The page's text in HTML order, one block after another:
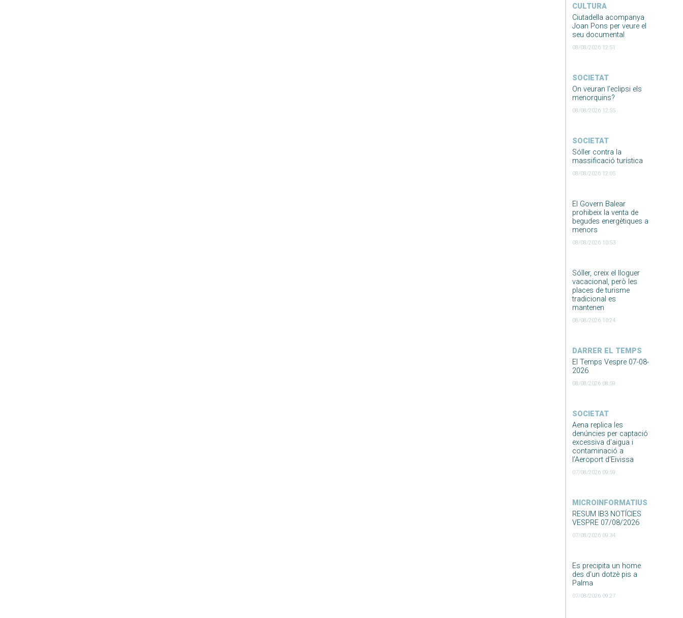
CULTURA
Ciutadella acompanya
Joan Pons per veure el
seu documental
08/08/2026 12:51
SOCIETAT
On veuran l’eclipsi els
menorquins?
08/08/2026 12:55
SOCIETAT
Sóller contra la
massificació turística
08/08/2026 12:05
El Govern Balear
prohibeix la venta de
begudes energètiques a
menors
08/08/2026 10:53
Sóller, creix el lloguer
vacacional, però les
places de turisme
tradicional es
mantenen
08/08/2026 10:24
DARRER EL TEMPS
El Temps Vespre 07-08-
2026
08/08/2026 08:59
SOCIETAT
Aena replica les
denúncies per captació
excessiva d’aigua i
contaminació a
l’Aeroport d’Eivissa
07/08/2026 09:59
MICROINFORMATIUS
RESUM IB3 NOTÍCIES
VESPRE 07/08/2026
07/08/2026 09:34
Es precipita un home
des d’un dotzè pis a
Palma
07/08/2026 09:27